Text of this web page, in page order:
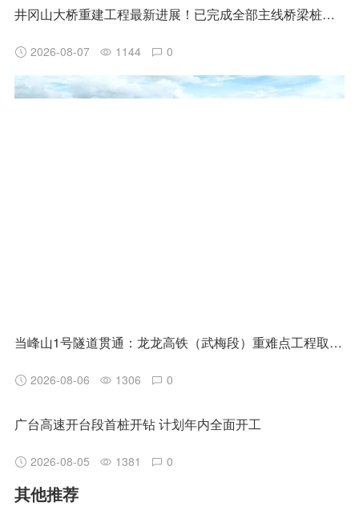
井冈山大桥重建工程最新进展！已完成全部主线桥梁桩基施工
2026-08-07 1144 0
当峰山1号隧道贯通：龙龙高铁（武梅段）重难点工程取得阶段性突破
2026-08-06 1306 0
广台高速开台段首桩开钻 计划年内全面开工
2026-08-05 1381 0
其他推荐